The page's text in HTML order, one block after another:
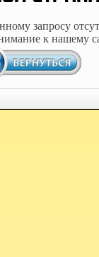
запросу
к нашему